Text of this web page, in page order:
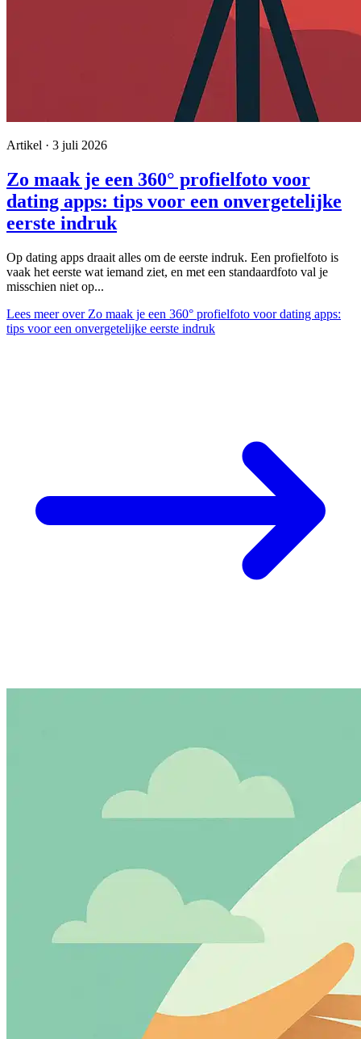
Artikel · 3 juli 2026
Zo maak je een 360° profielfoto voor
dating apps: tips voor een onvergetelijke
eerste indruk
Op dating apps draait alles om de eerste indruk. Een profielfoto is
vaak het eerste wat iemand ziet, en met een standaardfoto val je
misschien niet op...
Lees meerover Zo maak je een 360° profielfoto voor dating apps:
tips voor een onvergetelijke eerste indruk